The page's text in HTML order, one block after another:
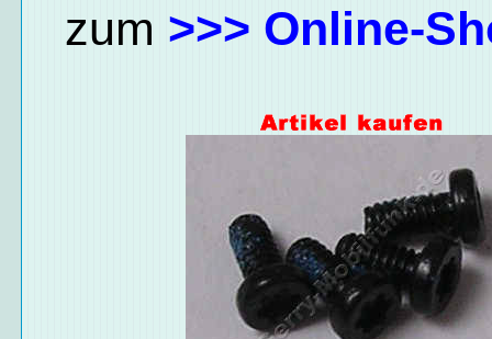
zum >>> Online-